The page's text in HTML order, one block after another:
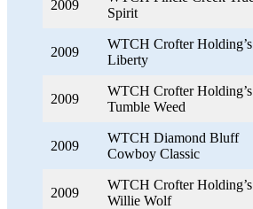
2009
Spirit
2009
WTCH Crofter Holding’s
Liberty
2009
WTCH Crofter Holding’s
Tumble Weed
2009
WTCH Diamond Bluff
Cowboy Classic
2009
WTCH Crofter Holding’s
Willie Wolf